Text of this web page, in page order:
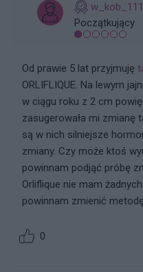
Początkujący
Od prawie 5 lat przyjmuję
ORLIFLIQUE. Na lewym
w ciągu roku z 2 cm
zasugerowała mi zmianę
są w nich silniejsze
zmiany. Czy może ktoś
powinnam podjąć próbę
Orliflique nie mam
powinnam zmienić metodę
0